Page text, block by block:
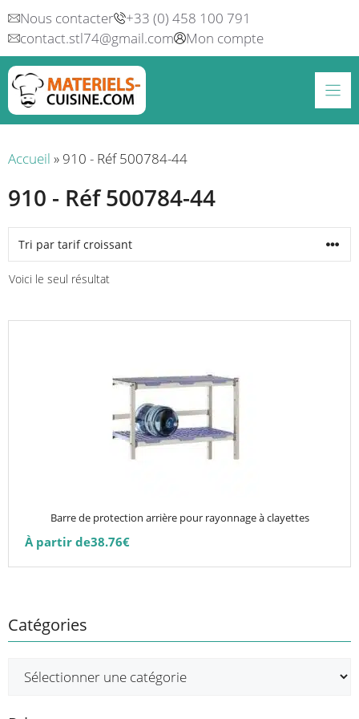
Aller
au
contenu
Nous contacter
+33 (0) 458 100 791
contact.stl74@gmail.com
Mon compte
Accueil » 910 - Réf 500784-44
910 - Réf 500784-44
Voici le seul résultat
Barre de protection arrière pour rayonnage à clayettes
À partir de38.76€
choisies
page
Catégories